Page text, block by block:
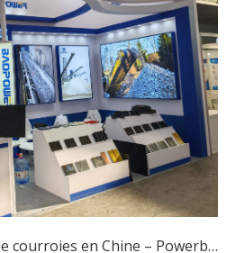
Top 3 des fabricants de courroies en Chine – Powerbelt apparaît au Shanghai Bauma CHINA 2024